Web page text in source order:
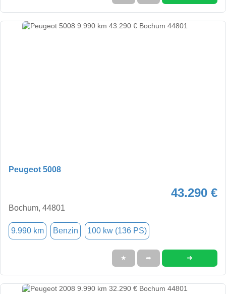
Peugeot 5008
43.290 €
Bochum, 44801
9.990 km Benzin 100 kw (136 PS)
★ ➦ ➜